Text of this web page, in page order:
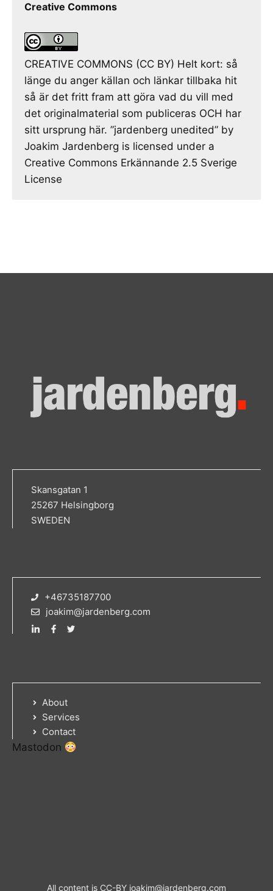
Creative Commons
CREATIVE COMMONS (CC BY) Helt kort: så
länge du anger källan och länkar tillbaka hit
så är det fritt fram att göra vad du vill med
det originalmaterial som publiceras OCH har
sitt ursprung här. ”jardenberg unedited” by
Joakim Jardenberg is licensed under a
Creative Commons Erkännande 2.5 Sverige
License
Skansgatan 1
25267 Helsingborg
SWEDEN
+46735187700
joakim@jardenberg.com
About
Services
Contact
Mastodon
All content is CC-BY joakim@jardenberg.com